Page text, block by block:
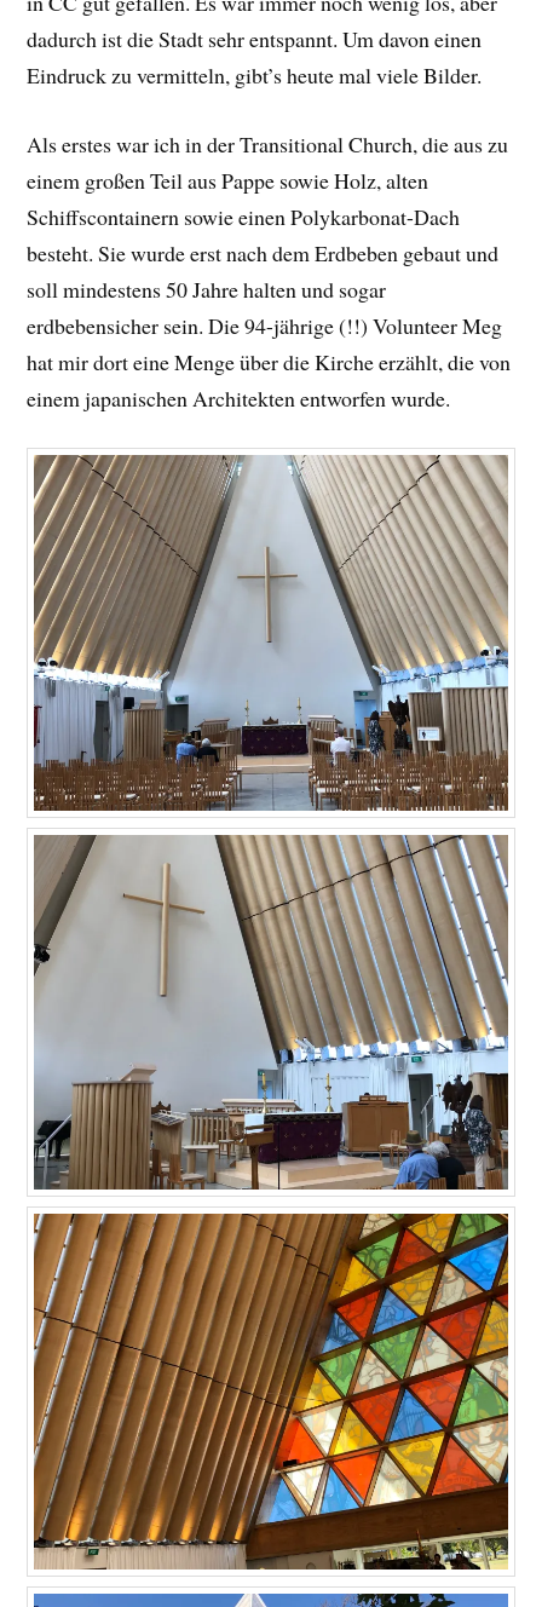
dadurch ist die Stadt sehr entspannt. Um davon einen
Eindruck zu vermitteln, gibt’s heute mal viele Bilder.
Als erstes war ich in der Transitional Church, die aus zu
einem großen Teil aus Pappe sowie Holz, alten
Schiffscontainern sowie einen Polykarbonat-Dach
besteht. Sie wurde erst nach dem Erdbeben gebaut und
soll mindestens 50 Jahre halten und sogar
erdbebensicher sein. Die 94-jährige (!!) Volunteer Meg
hat mir dort eine Menge über die Kirche erzählt, die von
einem japanischen Architekten entworfen wurde.